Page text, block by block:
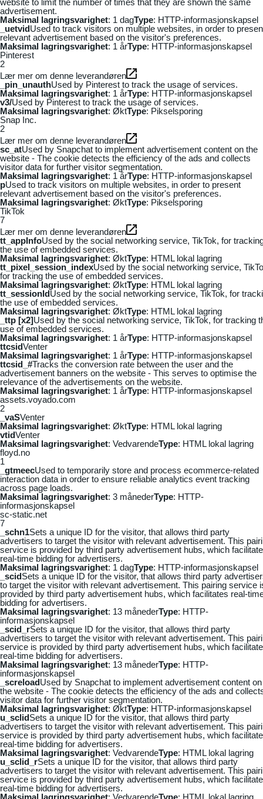
advertisement.
Maksimal lagringsvarighet: 1 dagType: HTTP-informasjonskapsel
_uetvidUsed to track visitors on multiple websites, in order to
relevant advertisement based on the visitor's preferences.
Maksimal lagringsvarighet: 1 årType: HTTP-informasjonskapsel
Pinterest
2
Lær mer om denne leverandøren
_pin_unauthUsed by Pinterest to track the usage of services.
Maksimal lagringsvarighet: 1 årType: HTTP-informasjonskapsel
v3/Used by Pinterest to track the usage of services.
Maksimal lagringsvarighet: ØktType: Pikselsporing
Snap Inc.
2
Lær mer om denne leverandøren
sc_atUsed by Snapchat to implement advertisement content on the
website - The cookie detects the efficiency of the ads and collects
visitor data for further visitor segmentation.
Maksimal lagringsvarighet: 1 årType: HTTP-informasjonskapsel
pUsed to track visitors on multiple websites, in order to present
relevant advertisement based on the visitor's preferences.
Maksimal lagringsvarighet: ØktType: Pikselsporing
TikTok
7
Lær mer om denne leverandøren
tt_appInfoUsed by the social networking service, TikTok, for
the use of embedded services.
Maksimal lagringsvarighet: ØktType: HTML lokal lagring
tt_pixel_session_indexUsed by the social networking service,
for tracking the use of embedded services.
Maksimal lagringsvarighet: ØktType: HTML lokal lagring
tt_sessionIdUsed by the social networking service, TikTok, for
the use of embedded services.
Maksimal lagringsvarighet: ØktType: HTML lokal lagring
_ttp [x2]Used by the social networking service, TikTok, for tracking
use of embedded services.
Maksimal lagringsvarighet: 1 årType: HTTP-informasjonskapsel
ttcsidVenter
Maksimal lagringsvarighet: 1 årType: HTTP-informasjonskapsel
ttcsid_#Tracks the conversion rate between the user and the
advertisement banners on the website - This serves to optimise the
relevance of the advertisements on the website.
Maksimal lagringsvarighet: 1 årType: HTTP-informasjonskapsel
assets.voyado.com
2
_vaSVenter
Maksimal lagringsvarighet: ØktType: HTML lokal lagring
vtidVenter
Maksimal lagringsvarighet: VedvarendeType: HTML lokal lagring
floyd.no
1
_gtmeecUsed to temporarily store and process ecommerce-related
interaction data in order to ensure reliable analytics event tracking
across page loads.
Maksimal lagringsvarighet: 3 månederType: HTTP-
informasjonskapsel
sc-static.net
7
_schn1Sets a unique ID for the visitor, that allows third party
advertisers to target the visitor with relevant advertisement. This
service is provided by third party advertisement hubs, which
real-time bidding for advertisers.
Maksimal lagringsvarighet: 1 dagType: HTTP-informasjonskapsel
_scidSets a unique ID for the visitor, that allows third party
to target the visitor with relevant advertisement. This pairing service
provided by third party advertisement hubs, which facilitates real-
bidding for advertisers.
Maksimal lagringsvarighet: 13 månederType: HTTP-
informasjonskapsel
_scid_rSets a unique ID for the visitor, that allows third party
advertisers to target the visitor with relevant advertisement. This
service is provided by third party advertisement hubs, which
real-time bidding for advertisers.
Maksimal lagringsvarighet: 13 månederType: HTTP-
informasjonskapsel
_screloadUsed by Snapchat to implement advertisement content on
the website - The cookie detects the efficiency of the ads and
visitor data for further visitor segmentation.
Maksimal lagringsvarighet: ØktType: HTTP-informasjonskapsel
u_sclidSets a unique ID for the visitor, that allows third party
advertisers to target the visitor with relevant advertisement. This
service is provided by third party advertisement hubs, which
real-time bidding for advertisers.
Maksimal lagringsvarighet: VedvarendeType: HTML lokal lagring
u_sclid_rSets a unique ID for the visitor, that allows third party
advertisers to target the visitor with relevant advertisement. This
service is provided by third party advertisement hubs, which
real-time bidding for advertisers.
Maksimal lagringsvarighet: VedvarendeType: HTML lokal lagring